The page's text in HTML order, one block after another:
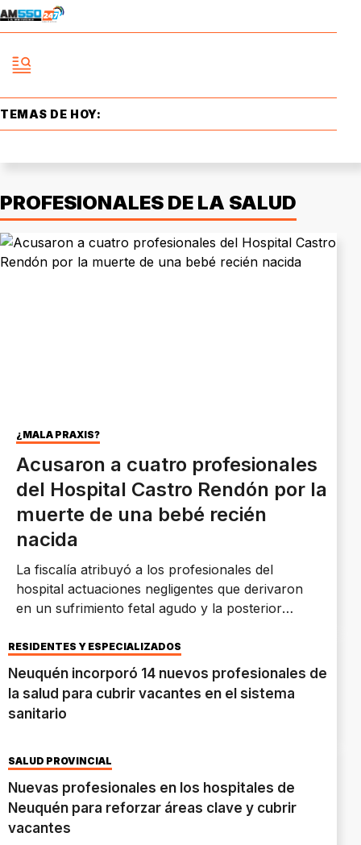
TEMAS DE HOY:
PROFESIONALES DE LA SALUD
¿MALA PRAXIS?
Acusaron a cuatro profesionales
del Hospital Castro Rendón por la
muerte de una bebé recién
nacida
La fiscalía atribuyó a los profesionales del
hospital actuaciones negligentes que derivaron
en un sufrimiento fetal agudo y la posterior
RESIDENTES Y ESPECIALIZADOS
Neuquén incorporó 14 nuevos profesionales de
la salud para cubrir vacantes en el sistema
sanitario
SALUD PROVINCIAL
Nuevas profesionales en los hospitales de
Neuquén para reforzar áreas clave y cubrir
vacantes